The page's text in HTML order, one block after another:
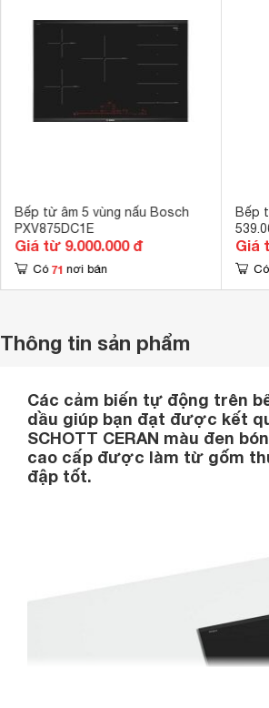
Bếp từ âm 5 vùng nấu Bosch
PXV875DC1E
Giá từ 9.000.000 đ
Có 71 nơi bán
Bếp
Giá
Có
Thông tin sản phẩm
Các cảm biến tự động trên
dầu giúp bạn đạt được kết
SCHOTT CERAN màu đen
cao cấp được làm từ gốm
đập tốt.